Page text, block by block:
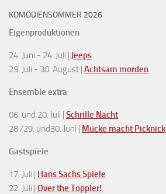
KOMÖDIENSOMMER 2026
Eigenproduktionen
24. Juni - 24. Juli | Jeeps
29. Juli - 30. August | Achtsam morden
Ensemble extra
06. und 20. Juli | Schrille Nacht
28./29. und30. Juni | Mücke macht Picknick
Gastspiele
17. Juli | Hans Sachs Spiele
22. Juli | Over the Toppler!